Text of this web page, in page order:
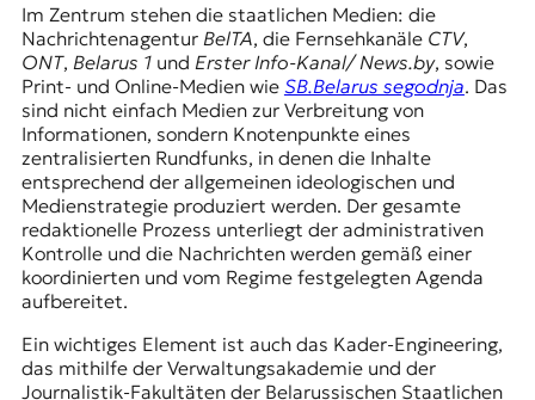
Im Zentrum stehen die staatlichen Medien: die
Nachrichtenagentur BelTA, die Fernsehkanäle CTV,
ONT, Belarus 1und Erster Info-Kanal/ News.by, sowie
Print- und Online-Medien wie SB.Belarus segodnja. Das
sind nicht einfach Medien zur Verbreitung von
Informationen, sondern Knotenpunkte eines
zentralisierten Rundfunks, in denen die Inhalte
entsprechend der allgemeinen ideologischen und
Medienstrategie produziert werden. Der gesamte
redaktionelle Prozess unterliegt der administrativen
Kontrolle und die Nachrichten werden gemäß einer
koordinierten und vom Regime festgelegten Agenda
aufbereitet.
Ein wichtiges Element ist auch das Kader-Engineering,
das mithilfe der Verwaltungsakademie und der
Journalistik-Fakultäten der Belarussischen Staatlichen